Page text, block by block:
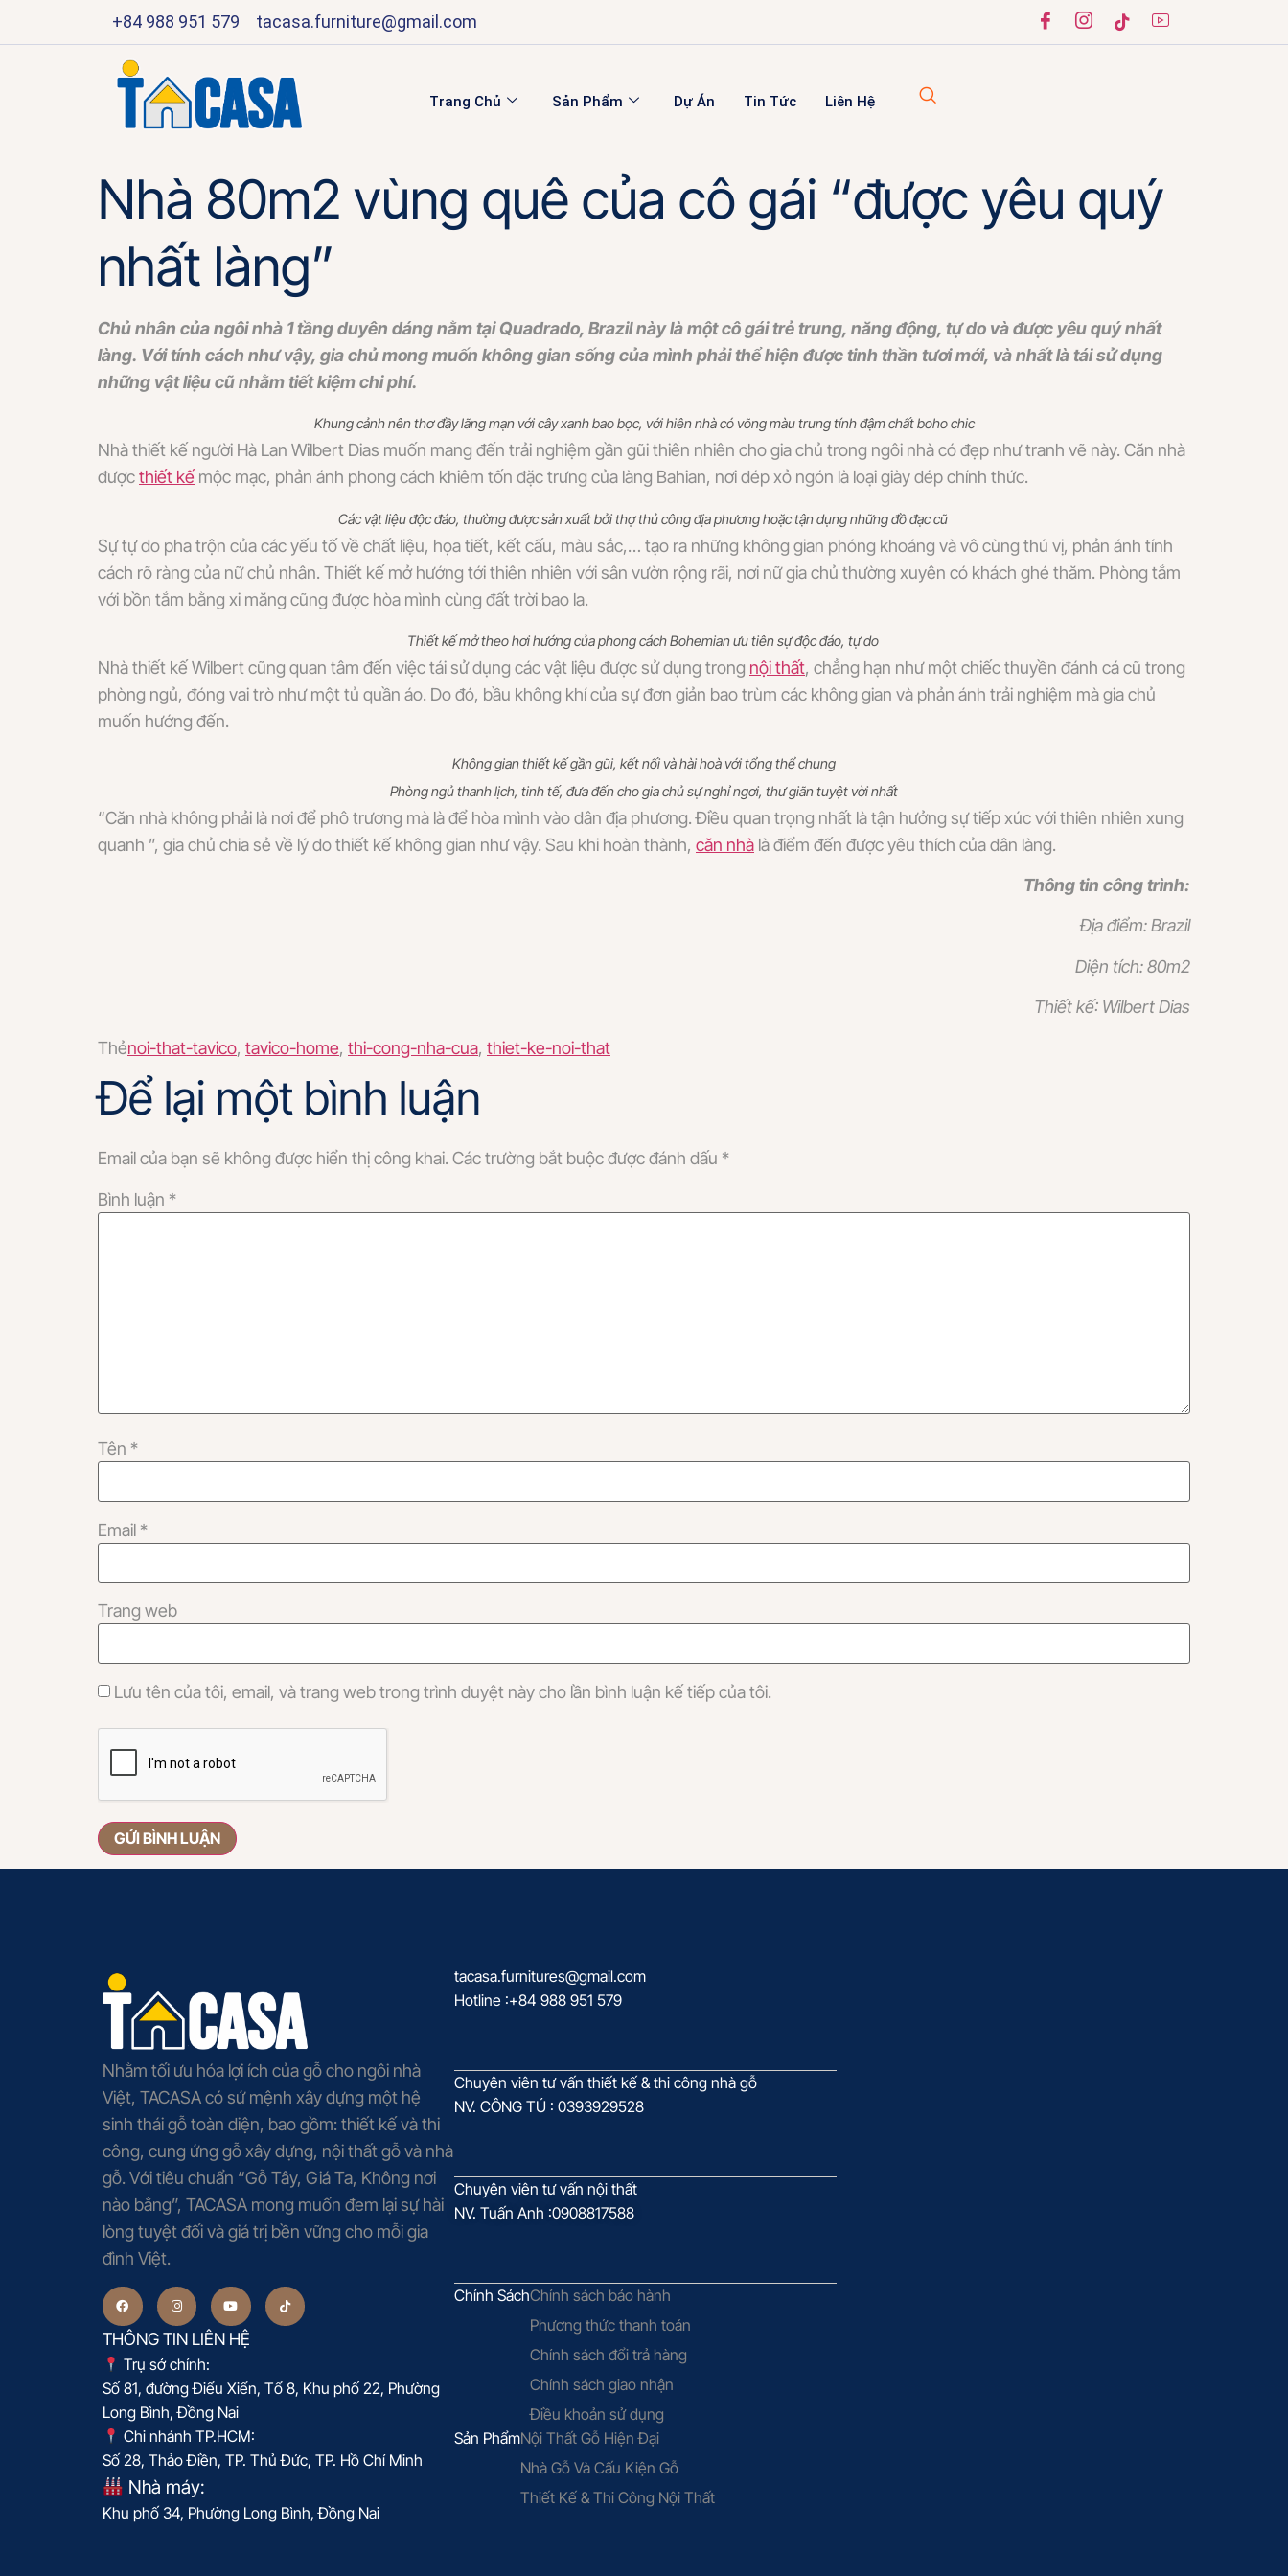
+84 988 951 579 tacasa.furniture@gmail.com
Trang Chủ Sản Phẩm Dự Án Tin Tức Liên Hệ
Nhà 80m2 vùng quê của cô gái “được yêu quý
nhất làng”
Chủ nhân của ngôi nhà 1 tầng duyên dáng nằm tại Quadrado, Brazil này là một cô gái trẻ trung, năng động, tự do và được yêu quý nhất
làng. Với tính cách như vậy, gia chủ mong muốn không gian sống của mình phải thể hiện được tinh thần tươi mới, và nhất là tái sử dụng
những vật liệu cũ nhằm tiết kiệm chi phí.
Khung cảnh nên thơ đầy lãng mạn với cây xanh bao bọc, với hiên nhà có võng màu trung tính đậm chất boho chic
Nhà thiết kế người Hà Lan Wilbert Dias muốn mang đến trải nghiệm gần gũi thiên nhiên cho gia chủ trong ngôi nhà có đẹp như tranh vẽ này. Căn nhà
đượcthiết kế mộc mạc, phản ánh phong cách khiêm tốn đặc trưng của làng Bahian, nơi dép xỏ ngón là loại giày dép chính thức.
Các vật liệu độc đáo, thường được sản xuất bởi thợ thủ công địa phương hoặc tận dụng những đồ đạc cũ
Sự tự do pha trộn của các yếu tố về chất liệu, họa tiết, kết cấu, màu sắc,… tạo ra những không gian phóng khoáng và vô cùng thú vị, phản ánh tính
cách rõ ràng của nữ chủ nhân. Thiết kế mở hướng tới thiên nhiên với sân vườn rộng rãi, nơi nữ gia chủ thường xuyên có khách ghé thăm. Phòng tắm
với bồn tắm bằng xi măng cũng được hòa mình cùng đất trời bao la.
Thiết kế mở theo hơi hướng của phong cách Bohemian ưu tiên sự độc đáo, tự do
Nhà thiết kế Wilbert cũng quan tâm đến việc tái sử dụng các vật liệu được sử dụng trong nội thất, chẳng hạn như một chiếc thuyền đánh cá cũ trong
phòng ngủ, đóng vai trò như một tủ quần áo. Do đó, bầu không khí của sự đơn giản bao trùm các không gian và phản ánh trải nghiệm mà gia chủ
muốn hướng đến.
Không gian thiết kế gần gũi, kết nối và hài hoà với tổng thể chung
Phòng ngủ thanh lịch, tinh tế, đưa đến cho gia chủ sự nghỉ ngơi, thư giãn tuyệt vời nhất
“Căn nhà không phải là nơi để phô trương mà là để hòa mình vào dân địa phương. Điều quan trọng nhất là tận hưởng sự tiếp xúc với thiên nhiên xung
quanh ”, gia chủ chia sẻ về lý do thiết kế không gian như vậy. Sau khi hoàn thành, căn nhà là điểm đến được yêu thích của dân làng.
Thông tin công trình:
Địa điểm: Brazil
Diện tích: 80m2
Thiết kế: Wilbert Dias
Thẻnoi-that-tavico, tavico-home, thi-cong-nha-cua, thiet-ke-noi-that
Để lại một bình luận
Email của bạn sẽ không được hiển thị công khai. Các trường bắt buộc được đánh dấu *
Bình luận *
Tên *
Email *
Trang web
Lưu tên của tôi, email, và trang web trong trình duyệt này cho lần bình luận kế tiếp của tôi.
Nhằm tối ưu hóa lợi ích của gỗ cho ngôi nhà
Việt, TACASA có sứ mệnh xây dựng một hệ
sinh thái gỗ toàn diện, bao gồm: thiết kế và thi
công, cung ứng gỗ xây dựng, nội thất gỗ và nhà
gỗ. Với tiêu chuẩn “Gỗ Tây, Giá Ta, Không nơi
nào bằng”, TACASA mong muốn đem lại sự hài
lòng tuyệt đối và giá trị bền vững cho mỗi gia
đình Việt.
THÔNG TIN LIÊN HỆ
Trụ sở chính:
Số 81, đường Điểu Xiển, Tổ 8, Khu phố 22, Phường
Long Bình, Đồng Nai
Chi nhánh TP.HCM:
Số 28, Thảo Điền, TP. Thủ Đức, TP. Hồ Chí Minh
Nhà máy:
Khu phố 34, Phường Long Bình, Đồng Nai
tacasa.furnitures@gmail.com
Hotline :+84 988 951 579
Chuyên viên tư vấn thiết kế & thi công nhà gỗ
NV. CÔNG TÚ : 0393929528
Chuyên viên tư vấn nội thất
NV. Tuấn Anh :0908817588
Chính SáchChính sách bảo hành
Phương thức thanh toán
Chính sách đổi trả hàng
Chính sách giao nhận
Điều khoản sử dụng
Sản PhẩmNội Thất Gỗ Hiện Đại
Nhà Gỗ Và Cấu Kiện Gỗ
Thiết Kế & Thi Công Nội Thất